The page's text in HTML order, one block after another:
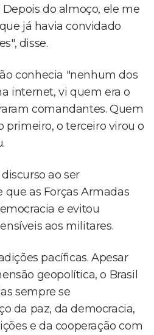
Depois do almoço, ele me
já havia convidado
disse.
conhecia "nenhum dos
internet, vi quem era o
comandantes. Quem
primeiro, o terceiro virou o
ao ser
que as Forças Armadas
e evitou
aos militares.
pacíficas. Apesar
geopolítica, o Brasil
sempre se
da paz, da democracia,
e da cooperação com